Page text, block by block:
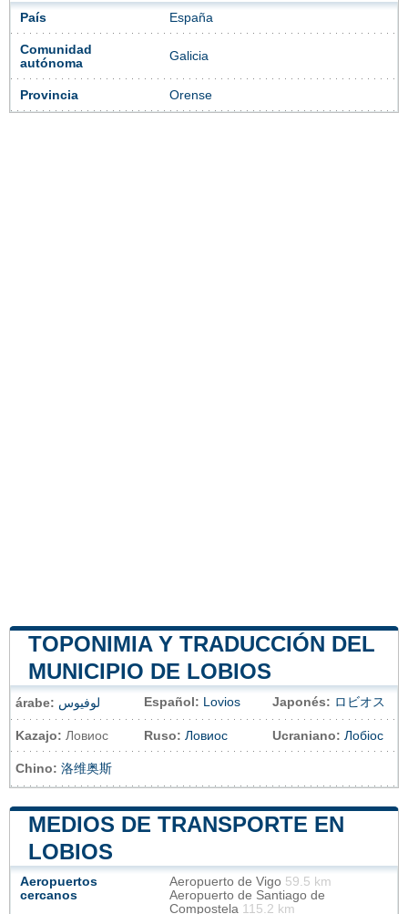
País España
Comunidad
autónoma
Galicia
Provincia Orense
TOPONIMIA Y TRADUCCIÓN DEL
MUNICIPIO DE LOBIOS
árabe: لوفيوس Español: Lovios Japonés: ロビオス
Kazajo: Ловиос Ruso: Ловиос Ucraniano: Лобіос
Chino: 洛维奥斯
MEDIOS DE TRANSPORTE EN
LOBIOS
Aeropuertos
cercanos
Aeropuerto de Vigo 59.5 km
Aeropuerto de Santiago de
Compostela 115.2 km